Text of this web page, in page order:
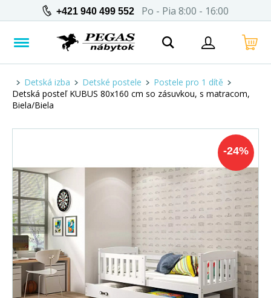
+421 940 499 552 Po - Pia 8:00 - 16:00
Detská izba Detské postele
Postele pro 1 dítě
Detská posteľ KUBUS 80x160 cm so zásuvkou, s matracom,
Biela/Biela
-24%